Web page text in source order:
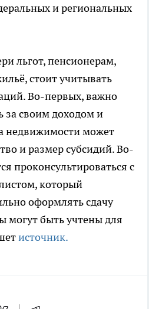
и региональных
льгот, пенсионерам,
стоит учитывать
Во-первых, важно
за своим доходом и
недвижимости может
и размер субсидий. Во-
проконсультироваться с
который
оформлять сдачу
могут быть учтены для
источник.